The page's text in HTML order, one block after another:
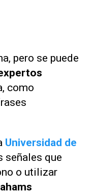
pero se puede
como
Universidad de
señales que
o utilizar